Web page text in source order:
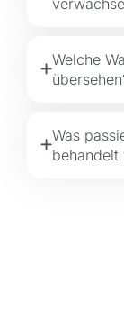
Welche
Was
behandelt